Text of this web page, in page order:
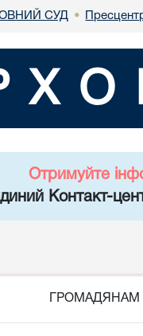
СУД •
Отримуйте
Контакт-
ГРОМАДЯНАМ